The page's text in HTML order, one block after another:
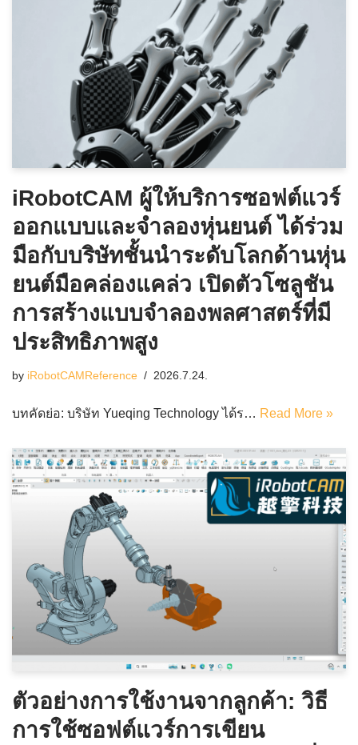
iRobotCAM ผู้ให้บริการซอฟต์แวร์
ออกแบบและจำลองหุ่นยนต์ ได้ร่วม
มือกับบริษัทชั้นนำระดับโลกด้านหุ่น
ยนต์มือคล่องแคล่ว เปิดตัวโซลูชัน
การสร้างแบบจำลองพลศาสตร์ที่มี
ประสิทธิภาพสูง
by iRobotCAMReference 2026.7.24.
บทคัดย่อ: บริษัท Yueqing Technology ได้ร… Read More »
ตัวอย่างการใช้งานจากลูกค้า: วิธี
การใช้ซอฟต์แวร์การเขียน